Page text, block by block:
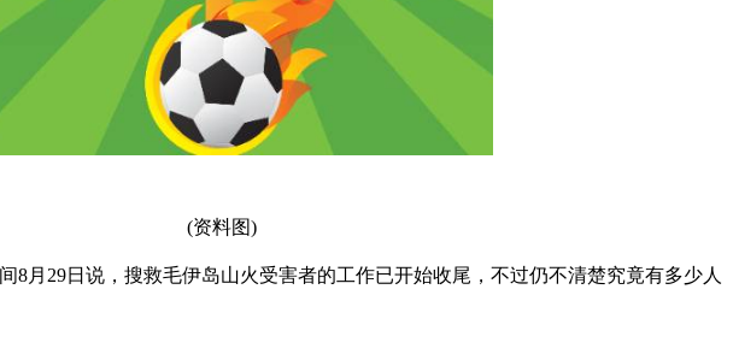
(资料图)
8月29日说，搜救毛伊岛山火受害者的工作已开始收尾，不过仍不清楚究竟有多少人